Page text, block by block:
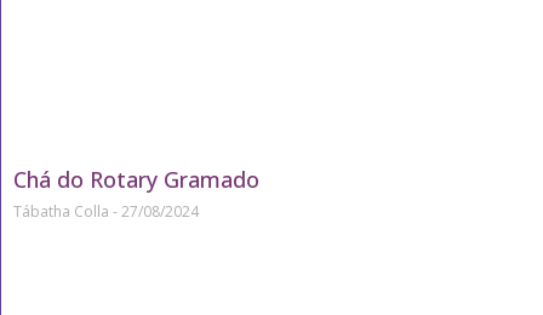
Chá do Rotary Gramado
Tábatha Colla 27/08/2024